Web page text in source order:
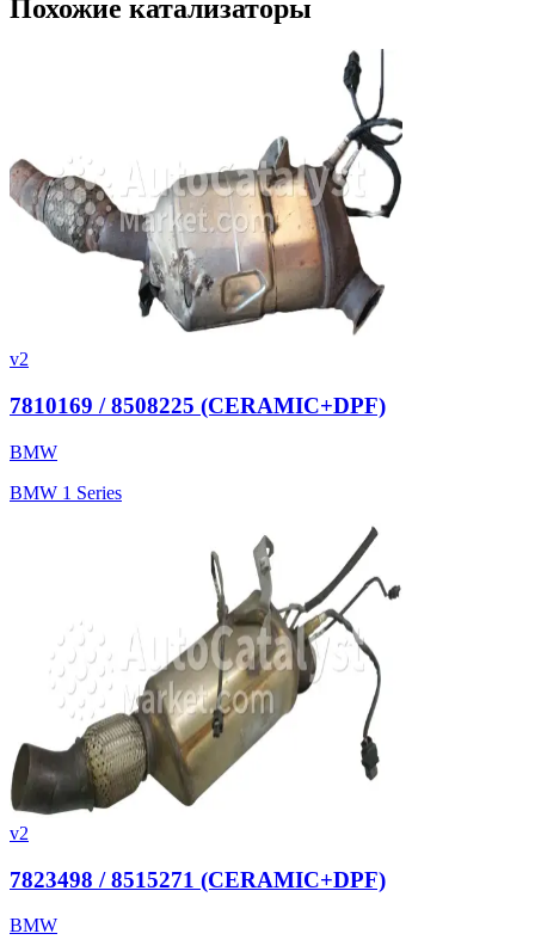
Похожие катализаторы
v2
7810169 / 8508225 (CERAMIC+DPF)
BMW
BMW 1 Series
v2
7823498 / 8515271 (CERAMIC+DPF)
BMW